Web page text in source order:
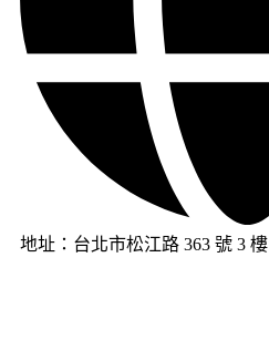
地址：台北市松江路 363 號 3 樓